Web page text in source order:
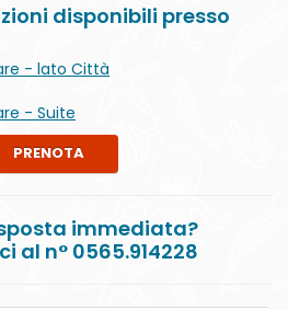
disponibili presso
- lato Città
- Suite
PRENOTA
immediata?
al n° 0565.914228